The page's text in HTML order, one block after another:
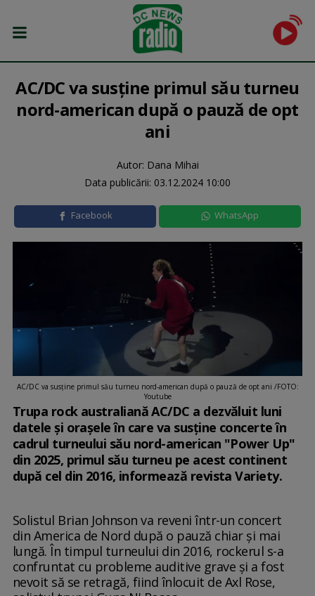
AC/DC va susţine primul său turneu
nord-american după o pauză de opt
ani
Autor: Dana Mihai
Data publicării: 03.12.2024 10:00
Facebook WhatsApp
AC/DC va susţine primul său turneu nord-american după o pauză de opt ani /FOTO:
Youtube
Trupa rock australiană AC/DC a dezvăluit luni
datele şi oraşele în care va susţine concerte în
cadrul turneului său nord-american "Power Up"
din 2025, primul său turneu pe acest continent
după cel din 2016, informează revista Variety.
Solistul Brian Johnson va reveni într-un concert
din America de Nord după o pauză chiar şi mai
lungă. În timpul turneului din 2016, rockerul s-a
confruntat cu probleme auditive grave şi a fost
nevoit să se retragă, fiind înlocuit de Axl Rose,